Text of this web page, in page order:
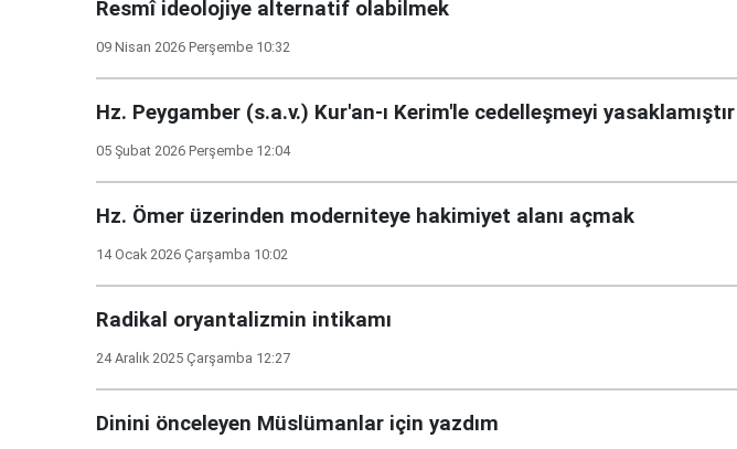
Resmî ideolojiye alternatif olabilmek
09 Nisan 2026 Perşembe 10:32
Hz. Peygamber (s.a.v.) Kur'an-ı Kerim'le cedelleşmeyi yasaklamıştır
05 Şubat 2026 Perşembe 12:04
Hz. Ömer üzerinden moderniteye hakimiyet alanı açmak
14 Ocak 2026 Çarşamba 10:02
Radikal oryantalizmin intikamı
24 Aralık 2025 Çarşamba 12:27
Dinini önceleyen Müslümanlar için yazdım